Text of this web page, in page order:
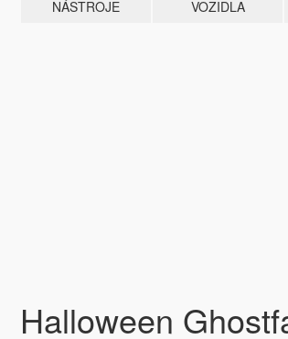
NÁSTROJE VOZIDLA
Halloween